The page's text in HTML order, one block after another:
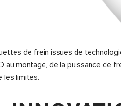
de frein issues de
au montage, de la puissance de
les limites.